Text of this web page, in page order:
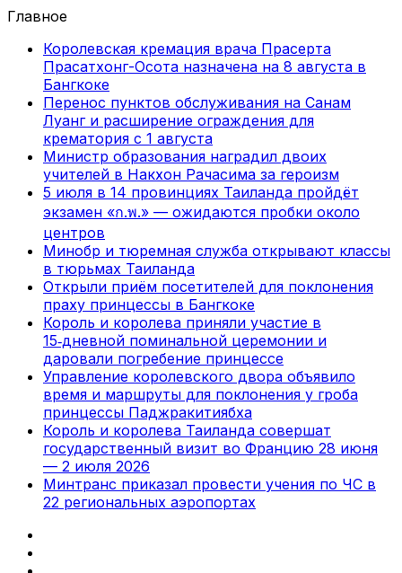
Главное
Королевская кремация врача Прасерта
Прасатхонг-Осота назначена на 8 августа в
Бангкоке
Перенос пунктов обслуживания на Санам
Луанг и расширение ограждения для
крематория с 1 августа
Министр образования наградил двоих
учителей в Накхон Рачасима за героизм
5 июля в 14 провинциях Таиланда пройдёт
экзамен «ก.พ.» — ожидаются пробки около
центров
Минобр и тюремная служба открывают классы
в тюрьмах Таиланда
Открыли приём посетителей для поклонения
праху принцессы в Бангкоке
Король и королева приняли участие в
15‑дневной поминальной церемонии и
даровали погребение принцессе
Управление королевского двора объявило
время и маршруты для поклонения у гроба
принцессы Паджракитиябха
Король и королева Таиланда совершат
государственный визит во Францию 28 июня
— 2 июля 2026
Минтранс приказал провести учения по ЧС в
22 региональных аэропортах